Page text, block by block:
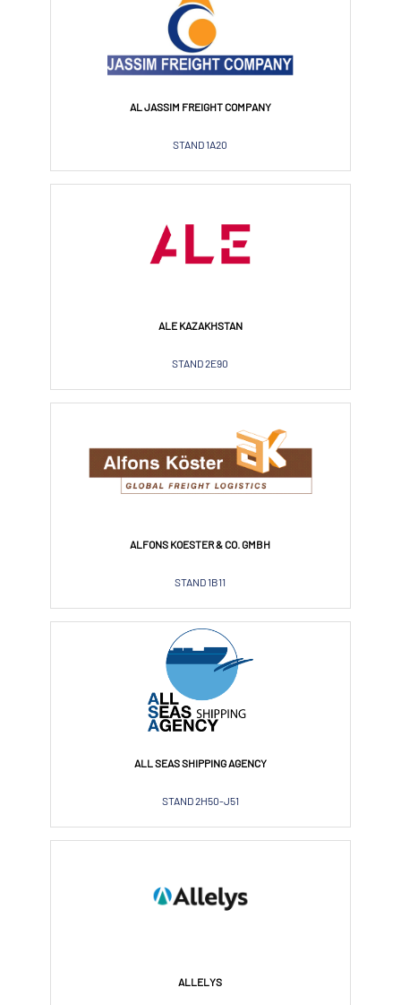
AL JASSIM FREIGHT COMPANY
STAND 1A20
ALE KAZAKHSTAN
STAND 2E90
ALFONS KOESTER & CO. GMBH
STAND 1B11
ALL SEAS SHIPPING AGENCY
STAND 2H50-J51
ALLELYS